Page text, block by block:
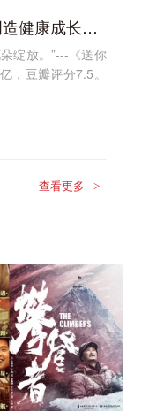
为值得拥有小红花的他们，创造健康成长的校园
绽放。”---《送你
，豆瓣评分7.5。
查看更多 >